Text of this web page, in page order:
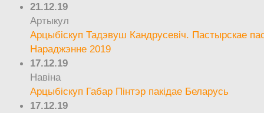
21.12.19
Артыкул
Арцыбіскуп Тадэвуш Кандрусевіч. Пастырскае
Нараджэнне 2019
17.12.19
Навіна
Арцыбіскуп Габар Пінтэр пакідае Беларусь
17.12.19